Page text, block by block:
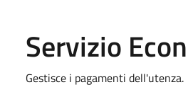
Servizio
Gestisce i pagamenti dell'utenza.